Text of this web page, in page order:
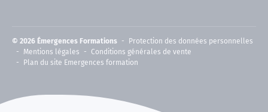
© 2026 Émergences Formations
Protection des données personnelles
Mentions légales
Conditions générales de vente
Plan du site Emergences formation